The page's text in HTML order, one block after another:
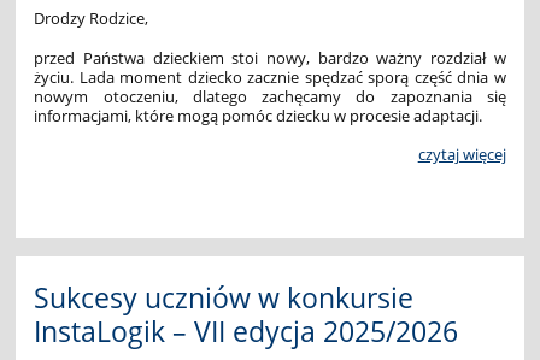
Drodzy Rodzice,
przed Państwa dzieckiem stoi nowy, bardzo ważny rozdział w
życiu. Lada moment dziecko zacznie spędzać sporą część dnia w
nowym
otoczeniu, dlatego zachęcamy do zapoznania
się
informacjami, które mogą pomócdzieckuw procesie adaptacji.
czytaj więcej
Sukcesy uczniów w konkursie
InstaLogik – VII edycja 2025/2026